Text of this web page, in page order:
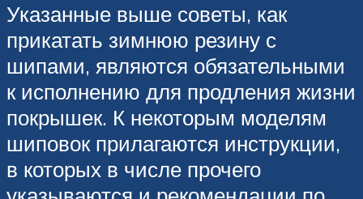
Указанные выше советы, как
прикатать зимнюю резину с
шипами, являются обязательными
к исполнению для продления жизни
покрышек. К некоторым моделям
шиповок прилагаются инструкции,
в которых в числе прочего